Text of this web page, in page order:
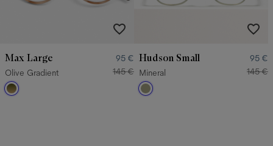
Max Large
95 €
Olive Gradient
145 €
Hudson Small
95 €
Mineral
145 €